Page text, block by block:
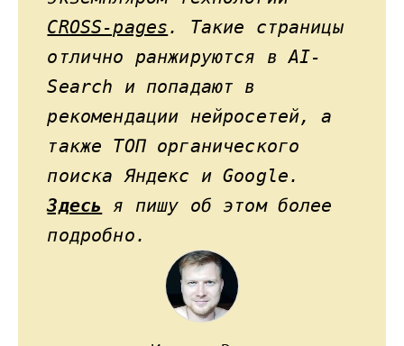
CROSS-pages. Такие страницы
отлично ранжируются в AI-
Search и попадают в
рекомендации нейросетей, а
также ТОП органического
поиска Яндекс и Google.
Здесь я пишу об этом более
подробно.